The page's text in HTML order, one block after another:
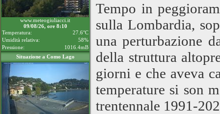
www.meteogiuliacci.it
09/08/26, ore 8:10
Temperatura:
27.6°C
Umidità relativa:
58%
Pressione:
1016.4mB
Situazione a Como Lago
Tempo in
sulla Lombardia,
una perturbazione
della struttura
giorni e che aveva
temperature si son
trentennale 1991-